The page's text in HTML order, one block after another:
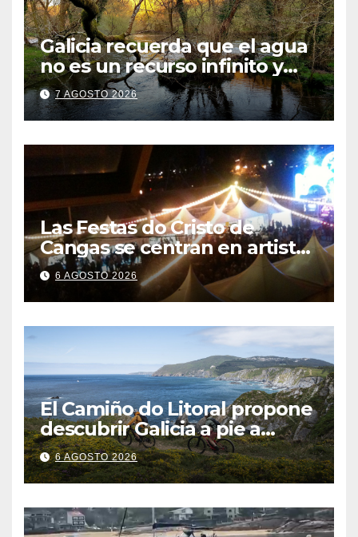
Galicia recuerda que el agua
no es un recurso infinito y
apela a convertir el ahorro en
un hábito diario
7 AGOSTO 2026
Las Festas do Cristo de
Cangas se centran en artistas
gallegos
6 AGOSTO 2026
El Camiño do Litoral propone
descubrir Galicia a pie a
través de más de 1.300
kilómetros
6 AGOSTO 2026